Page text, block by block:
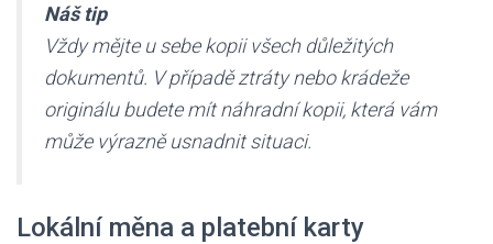
Náš tip
Vždy mějte u sebe kopii všech důležitých
dokumentů. V případě ztráty nebo krádeže
originálu budete mít náhradní kopii, která vám
může výrazně usnadnit situaci.
Lokální měna a platební karty